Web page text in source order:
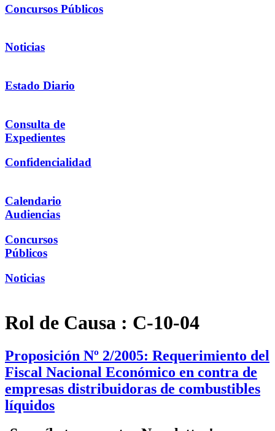
Concursos Públicos
Noticias
Estado Diario
Consulta de
Expedientes
Confidencialidad
Calendario
Audiencias
Concursos
Públicos
Noticias
Rol de Causa : C-10-04
Proposición Nº 2/2005: Requerimiento del
Fiscal Nacional Económico en contra de
empresas distribuidoras de combustibles
líquidos